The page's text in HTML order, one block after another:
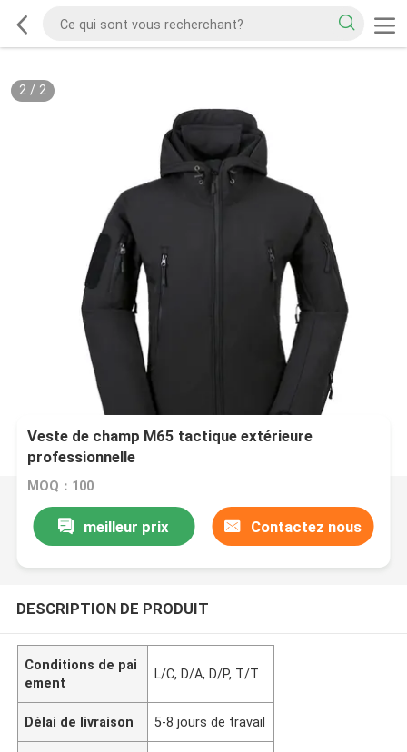
2/ 2
Veste de champ M65 tactique extérieure
professionnelle
MOQ：100
meilleur prix Contactez nous
DESCRIPTION DE PRODUIT
Conditions de pai
ement
L/C, D/A, D/P, T/T
Délai de livraison 5-8 jours de travail